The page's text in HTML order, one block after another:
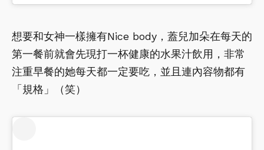
想要和女神一樣擁有Nice body，蓋兒加朵在每天的
第一餐前就會先現打一杯健康的水果汁飲用，非常
注重早餐的她每天都一定要吃，並且連內容物都有
「規格」（笑）